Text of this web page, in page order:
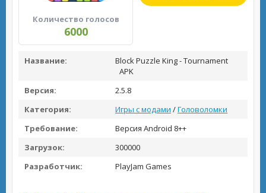
Количество голосов
6000
Название:
Block Puzzle King - Tournament
APK
Версия:
2.5.8
Категория:
Игры с модами /Головоломки
Требование:
Версия Android 8++
Загрузок:
300000
Разработчик:
PlayJam Games